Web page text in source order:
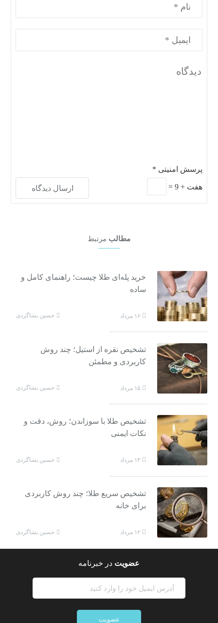
پرسش امنیتی *
هفت +
9
=
مطالب مرتبط
خرید پله‌ای طلا چیست؛ راهنمای کامل و
ساده
۱۶ مرداد حسین بشاگردی
تشخیص نقره از استیل؛ چند روش
کاربردی و مطمئن
۱۵ مرداد حسین بشاگردی
تشخیص طلا با سوزاندن؛ روش، دقت و
نکات ایمنی
۱۴ مرداد حسین بشاگردی
تشخیص سریع طلا؛ چند روش کاربردی
برای خانه
۱۲ مرداد حسین بشاگردی
عضویت در خبرنامه
عضویت